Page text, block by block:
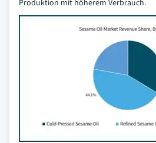
Produktion mit höherem Verbrauch.